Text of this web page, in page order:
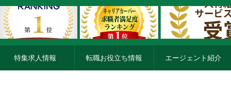
特集求人情報 転職お役立ち情報 エージェント紹介